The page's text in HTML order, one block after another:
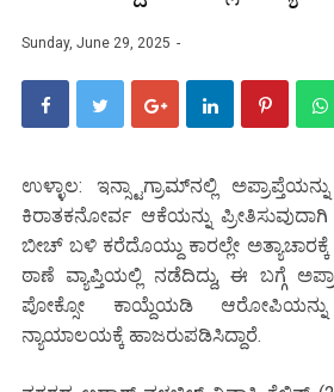
Sunday, June 29, 2025
ಉಳ್ಳಾಲ: ಇನ್ಸ್ಟಾಗ್ರಾಮ್‌ನಲ್ಲಿ
ಕಿರಾತಕನೋರ್ವ ಆಕೆಯನ್ನು
ಬೀಚ್ ಬಳಿ ಕರೆದೊಯ್ದು ಕಾರಲ್ಲೇ
ಠಾಣೆ ವ್ಯಾಪ್ತಿಯಲ್ಲಿ ನಡೆದಿದ್ದು, ಈ ಬಗ್ಗೆ
ಪೋಕ್ಸೋ ಕಾಯ್ದೆಯಡಿ
ನ್ಯಾಯಾಲಯಕ್ಕೆ ಹಾಜರುಪಡಿಸಿದ್ದಾರೆ.